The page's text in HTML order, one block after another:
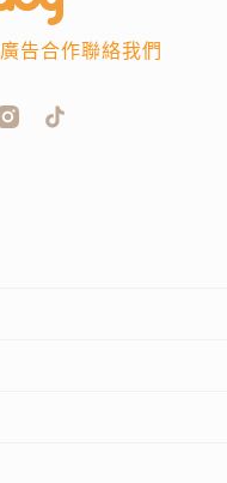
廣告合作聯絡我們